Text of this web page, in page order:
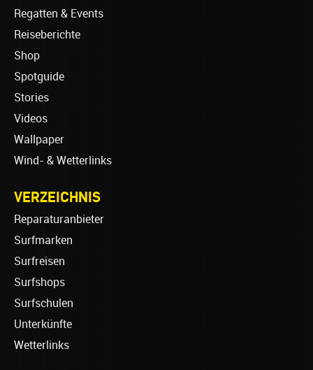
Regatten & Events
Reiseberichte
Shop
Spotguide
Stories
Videos
Wallpaper
Wind- & Wetterlinks
VERZEICHNIS
Reparaturanbieter
Surfmarken
Surfreisen
Surfshops
Surfschulen
Unterkünfte
Wetterlinks